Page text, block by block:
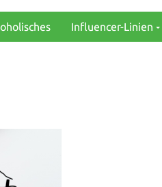
Influencer-Linien